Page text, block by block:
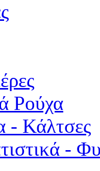
Ρούχα
- Κάλτσες
-